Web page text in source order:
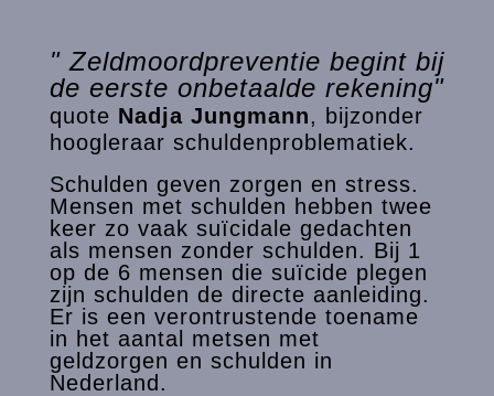
" Zeldmoordpreventie begint bij
de eerste onbetaalde rekening"
quote Nadja Jungmann, bijzonder
hoogleraar schuldenproblematiek.
Schulden geven zorgen en stress.
Mensen met schulden hebben twee
keer zo vaak suïcidale gedachten
als mensen zonder schulden. Bij 1
op de 6 mensen die suïcide plegen
zijn schulden de directe aanleiding.
Er is een verontrustende toename
in het aantal metsen met
geldzorgen en schulden in
Nederland.